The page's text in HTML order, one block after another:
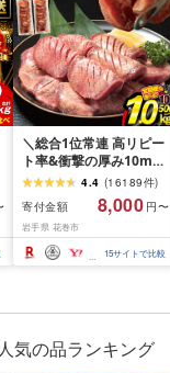
＼総合1位常連 高リピー
ト率&衝撃の厚み10mm
厚切り牛タン 塩味/ ≪ス
ピード発送!!10営業日以
内発送≫ 選べる内容量
500g / 1kg 定期便 毎月
届く 牛肉 肉 BBQ ふるさ
と 人気 ランキング 岩手
4.4 (16189件)
寄付金額
8,000 円〜
岩手県 花巻市
15サイトで比較
人気の品ランキング